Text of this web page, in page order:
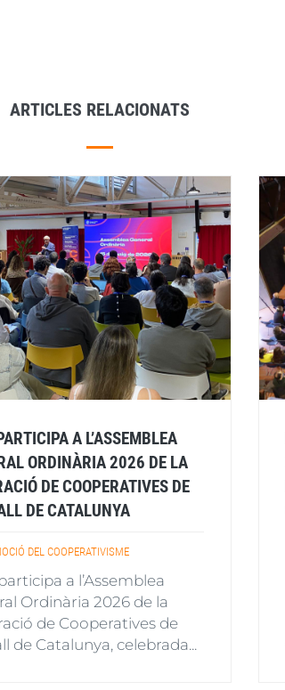
ARTICLES RELACIONATS
A L’ASSEMBLEA
ORDINÀRIA 2026 DE LA
DE COOPERATIVES DE
DE CATALUNYA
DEL COOPERATIVISME
a l’Assemblea
Ordinària 2026 de la
de Cooperatives de
de Catalunya, celebrada...